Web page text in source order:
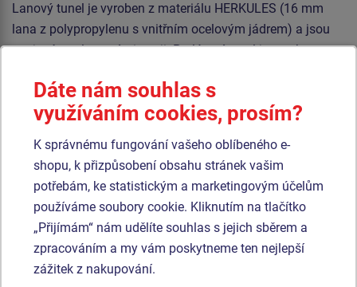
Lanový tunel je vyroben z materiálu HERKULES (16 mm
lana z polypropylenu s vnitřním ocelovým jádrem) a jsou
spojována plastovými spoji. Prolézací tunel je vyroben z
vysokou barevnou stálostí a odolností proti UV záření).
Veškerý spojovací materiál je pozinkovaný nebo nerezový.
Podobnézboží
Produkt - TUP-2001K-10
Tunelový prvek -
Pejsek MIDI (UV
stabilní) TUP2001K -
celokovový
Novinka
Produkt - TUP-2002K-10
Tunelový prvek -
Housenka MIDI (UV
stabilní) TUP2002K -
Dáte nám souhlas s
využíváním cookies, prosím?
K správnému fungování vašeho oblíbeného e-
shopu, k přizpůsobení obsahu stránek vašim
potřebám, ke statistickým a marketingovým účelům
používáme soubory cookie. Kliknutím na tlačítko
„Přijímám“ nám udělíte souhlas s jejich sběrem a
zpracováním a my vám poskytneme ten nejlepší
zážitek z nakupování.